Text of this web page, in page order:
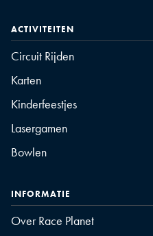
ACTIVITEITEN
Circuit Rijden
Karten
Kinderfeestjes
Lasergamen
Bowlen
INFORMATIE
Over Race Planet